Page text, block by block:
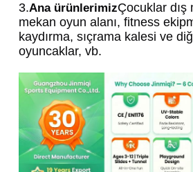
3.Ana ürünlerimizÇocuklar dış
mekan oyun alanı, fitness
kaydırma, sıçrama kalesi ve
oyuncaklar, vb.